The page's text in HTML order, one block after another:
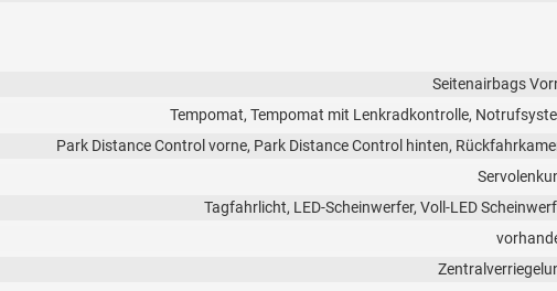
Seitenairbags
Tempomat, Tempomat mit Lenkradkontrolle,
Park Distance Control vorne, Park Distance Control hinten,
Tagfahrlicht, LED-Scheinwerfer, Voll-LED